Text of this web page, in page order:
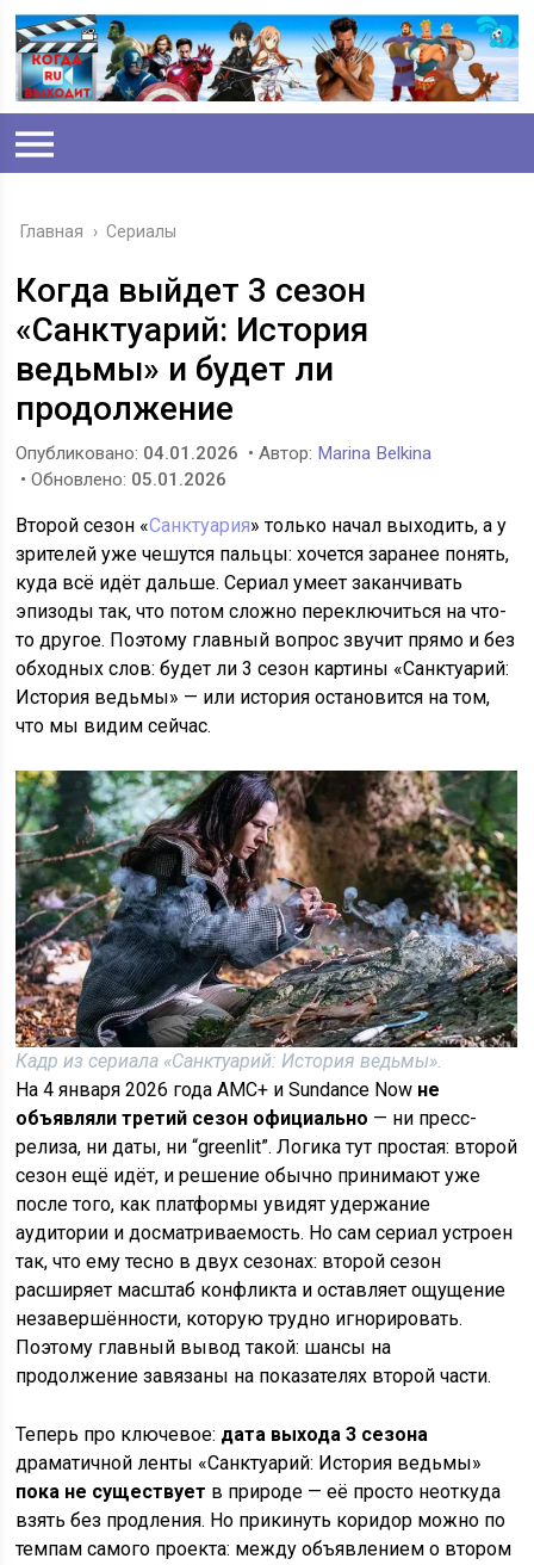
Главная › Сериалы
Когда выйдет 3 сезон
«Санктуарий: История
ведьмы» и будет ли
продолжение
Опубликовано: 04.01.2026 • Автор: Marina Belkina
• Обновлено: 05.01.2026
Второй сезон «Санктуария» только начал выходить, а у
зрителей уже чешутся пальцы: хочется заранее понять,
куда всё идёт дальше. Сериал умеет заканчивать
эпизоды так, что потом сложно переключиться на что-
то другое. Поэтому главный вопрос звучит прямо и без
обходных слов: будет ли 3 сезон картины «Санктуарий:
История ведьмы» — или история остановится на том,
что мы видим сейчас.
Кадр из сериала «Санктуарий: История ведьмы».
На 4 января 2026 года AMC+ и Sundance Now не
объявляли третий сезон официально — ни пресс-
релиза, ни даты, ни “greenlit”. Логика тут простая: второй
сезон ещё идёт, и решение обычно принимают уже
после того, как платформы увидят удержание
аудитории и досматриваемость. Но сам сериал устроен
так, что ему тесно в двух сезонах: второй сезон
расширяет масштаб конфликта и оставляет ощущение
незавершённости, которую трудно игнорировать.
Поэтому главный вывод такой: шансы на
продолжение завязаны на показателях второй части.
Теперь про ключевое: дата выхода 3 сезона
драматичной ленты «Санктуарий: История ведьмы»
пока не существует в природе — её просто неоткуда
взять без продления. Но прикинуть коридор можно по
темпам самого проекта: между объявлением о втором